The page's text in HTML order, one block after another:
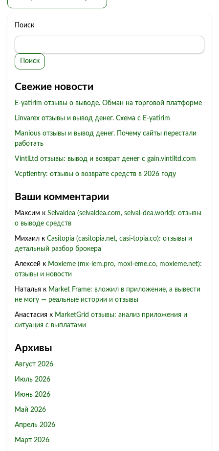
Поиск
Поиск
Свежие новости
E-yatirim отзывы о выводе. Обман на торговой платформе
Linvarex отзывы и вывод денег. Схема с E-yatirim
Manious отзывы и вывод денег. Почему сайты перестали
работать
VintlLtd отзывы: вывод и возврат денег с gain.vintlltd.com
Vcptlentry: отзывы о возврате средств в 2026 году
Ваши комментарии
Максим к Selvaldea (selvaldea.com, selval-dea.world): отзывы
о выводе средств
Михаил к Casitopia (casitopia.net, casi-topia.co): отзывы и
детальный разбор брокера
Алексей к Moxieme (mx-iem.pro, moxi-eme.co, moxieme.net):
отзывы и новости
Наталья к Market Frame: вложил в приложение, а вывести
не могу — реальные истории и отзывы
Анастасия к MarketGrid отзывы: анализ приложения и
ситуация с выплатами
Архивы
Август 2026
Июль 2026
Июнь 2026
Май 2026
Апрель 2026
Март 2026